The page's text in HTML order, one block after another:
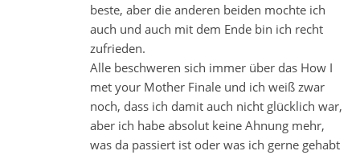
beste, aber die anderen beiden mochte ich
auch und auch mit dem Ende bin ich recht
zufrieden.
Alle beschweren sich immer über das How I
met your Mother Finale und ich weiß zwar
noch, dass ich damit auch nicht glücklich war,
aber ich habe absolut keine Ahnung mehr,
was da passiert ist oder was ich gerne gehabt